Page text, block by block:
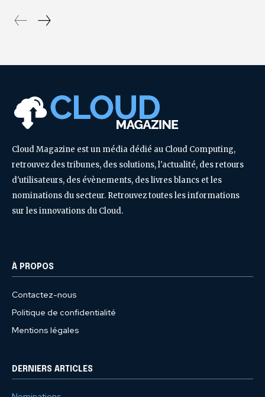
Cloud Magazine est un média dédié au Cloud Computing,
retrouvez des tribunes, des solutions, l'actualité, des retours
d'utilisateurs, des évènements, des livres blancs et les
nominations du secteur. Retrouvez toutes les informations
sur les innovations du Cloud.
À PROPOS
Contactez-nous
Politique de confidentialité
Mentions légales
DERNIERS ARTICLES